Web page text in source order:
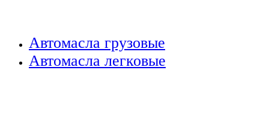
Автомасла грузовые
Автомасла легковые